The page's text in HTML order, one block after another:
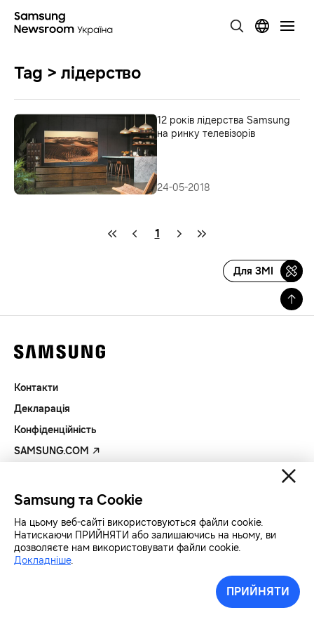
Tag > лідерство
12 років лідерства Samsung
на ринку телевізорів
24-05-2018
1
Для ЗМІ
Контакти
Декларація
Конфіденційність
SAMSUNG.COM
Samsung та Cookie
На цьому веб-сайті використовуються файли cookie.
Натискаючи ПРИЙНЯТИ або залишаючись на ньому, ви
дозволяєте нам використовувати файли cookie.
Докладніше.
ПРИЙНЯТИ